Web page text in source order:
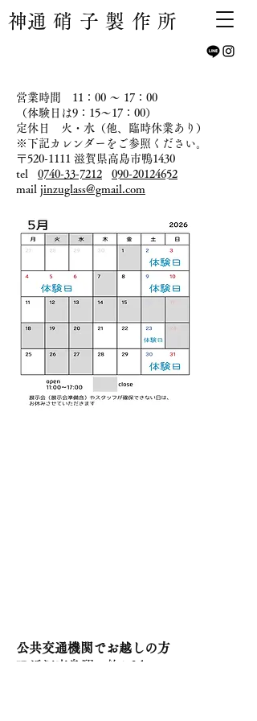
​神通硝子製作所
営業時間 11：00 ～ 17：00
（体験日は9：15～17：00）​
​定休日 火・水（他、臨時休業あり）
※下記カレンダーをご参照ください。
〒520-1111 滋賀県高島市鴨1430
tel 0740-33-7212
090-20124652
mail jinzuglass@gmail.com
公共交通機関でお越しの方
JR近江高島駅 約2.3ｋｍ